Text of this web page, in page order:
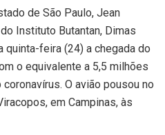
de São Paulo, Jean
Instituto Butantan, Dimas
quinta-feira (24) a chegada do
o equivalente a 5,5 milhões
O avião pousou no
em Campinas, às